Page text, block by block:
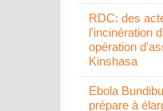
RDC: des
l'incinération
opération
Kinshasa
Ebola
prépare à